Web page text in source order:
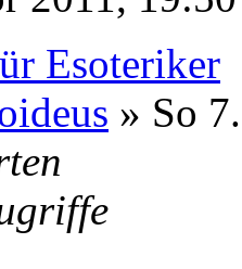
Esoteriker
» So